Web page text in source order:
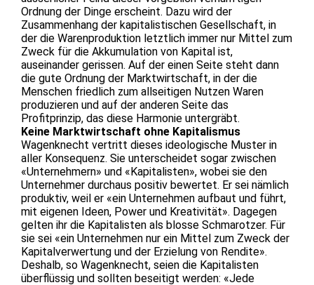
Ordnung der Dinge erscheint. Dazu wird der
Zusammenhang der kapitalistischen Gesellschaft, in
der die Warenproduktion letztlich immer nur Mittel zum
Zweck für die Akkumulation von Kapital ist,
auseinander gerissen. Auf der einen Seite steht dann
die gute Ordnung der Marktwirtschaft, in der die
Menschen friedlich zum allseitigen Nutzen Waren
produzieren und auf der anderen Seite das
Profitprinzip, das diese Harmonie untergräbt.
Keine Marktwirtschaft ohne Kapitalismus
Wagenknecht vertritt dieses ideologische Muster in
aller Konsequenz. Sie unterscheidet sogar zwischen
«Unternehmern» und «Kapitalisten», wobei sie den
Unternehmer durchaus positiv bewertet. Er sei nämlich
produktiv, weil er «ein Unternehmen aufbaut und führt,
mit eigenen Ideen, Power und Kreativität». Dagegen
gelten ihr die Kapitalisten als blosse Schmarotzer. Für
sie sei «ein Unternehmen nur ein Mittel zum Zweck der
Kapitalverwertung und der Erzielung von Rendite».
Deshalb, so Wagenknecht, seien die Kapitalisten
überflüssig und sollten beseitigt werden: «Jede